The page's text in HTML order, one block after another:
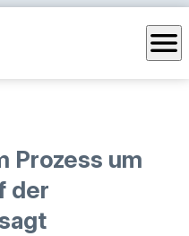
menu
Prozess um
der